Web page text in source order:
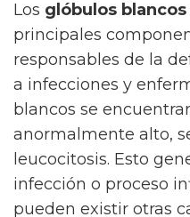
Los glóbulos blancos
principales
responsables de la
a infecciones y
blancos se
anormalmente alto,
leucocitosis. Esto
infección o proceso
pueden existir otras